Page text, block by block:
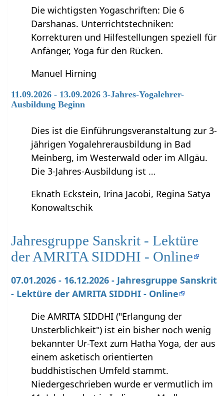
Die wichtigsten Yogaschriften: Die 6
Darshanas. Unterrichtstechniken:
Korrekturen und Hilfestellungen speziell für
Anfänger, Yoga für den Rücken.
Manuel Hirning
11.09.2026 - 13.09.2026 3-Jahres-Yogalehrer-
Ausbildung Beginn
Dies ist die Einführungsveranstaltung zur 3-
jährigen Yogalehrerausbildung in Bad
Meinberg, im Westerwald oder im Allgäu.
Die 3-Jahres-Ausbildung ist …
Eknath Eckstein, Irina Jacobi, Regina Satya
Konowaltschik
Jahresgruppe Sanskrit - Lektüre
der AMRITA SIDDHI - Online
07.01.2026 - 16.12.2026 - Jahresgruppe Sanskrit
- Lektüre der AMRITA SIDDHI - Online
Die AMRITA SIDDHI ("Erlangung der
Unsterblichkeit") ist ein bisher noch wenig
bekannter Ur-Text zum Hatha Yoga, der aus
einem asketisch orientierten
buddhistischen Umfeld stammt.
Niedergeschrieben wurde er vermutlich im